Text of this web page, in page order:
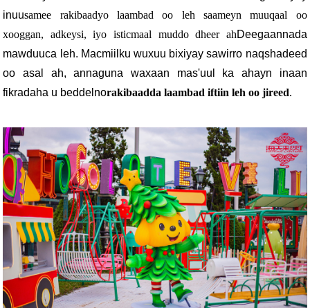
inuusamee rakibaadyo laambad oo leh saameyn muuqaal oo
xooggan, adkeysi, iyo isticmaal muddo dheer ahDeegaannada
mawduuca leh. Macmiilku wuxuu bixiyay sawirro naqshadeed
oo asal ah, annaguna waxaan mas'uul ka ahayn inaan
fikradaha u beddelnorakibaadda laambad iftiin leh oo jireed.